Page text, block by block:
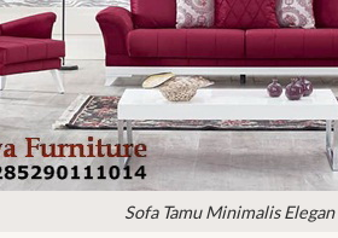
Sofa Tamu Minimalis Elegan